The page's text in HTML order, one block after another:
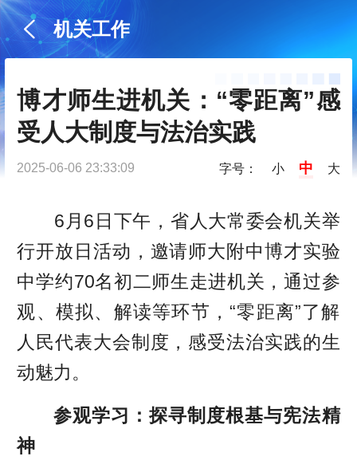
机关工作
博才师生进机关：“零距离”感
受人大制度与法治实践
2025-06-06 23:33:09 字号： 小 中 大
6月6日下午，省人大常委会机关举
行开放日活动，邀请师大附中博才实验
中学约70名初二师生走进机关，通过参
观、模拟、解读等环节，“零距离”了解
人民代表大会制度，感受法治实践的生
动魅力。
参观学习：探寻制度根基与宪法精
神